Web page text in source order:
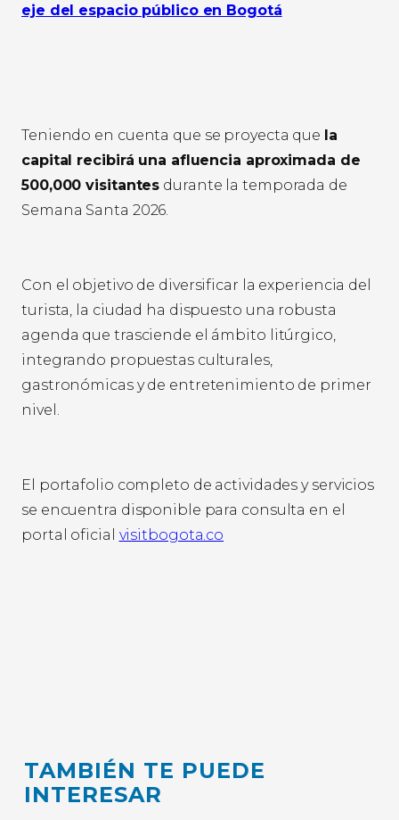
eje del espacio público en Bogotá
Teniendo en cuenta que se proyecta que la
capital recibirá una afluencia aproximada de
500,000 visitantes durante la temporada de
Semana Santa 2026.
Con el objetivo de diversificar la experiencia del
turista, la ciudad ha dispuesto una robusta
agenda que trasciende el ámbito litúrgico,
integrando propuestas culturales,
gastronómicas y de entretenimiento de primer
nivel.
El portafolio completo de actividades y servicios
se encuentra disponible para consulta en el
portal oficial visitbogota.co
TAMBIÉN TE PUEDE
INTERESAR